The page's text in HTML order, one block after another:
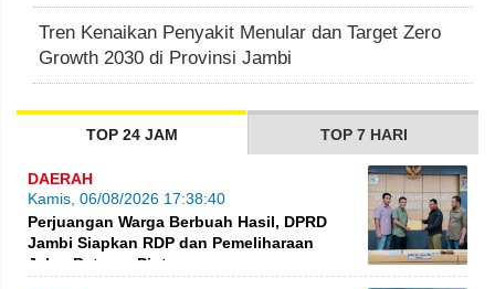
Tren Kenaikan Penyakit Menular dan Target Zero
Growth 2030 di Provinsi Jambi
TOP 24 JAM TOP 7 HARI
DAERAH
Kamis, 06/08/2026 17:38:40
Perjuangan Warga Berbuah Hasil, DPRD
Jambi Siapkan RDP dan Pemeliharaan
Jalan Betung–Pintas